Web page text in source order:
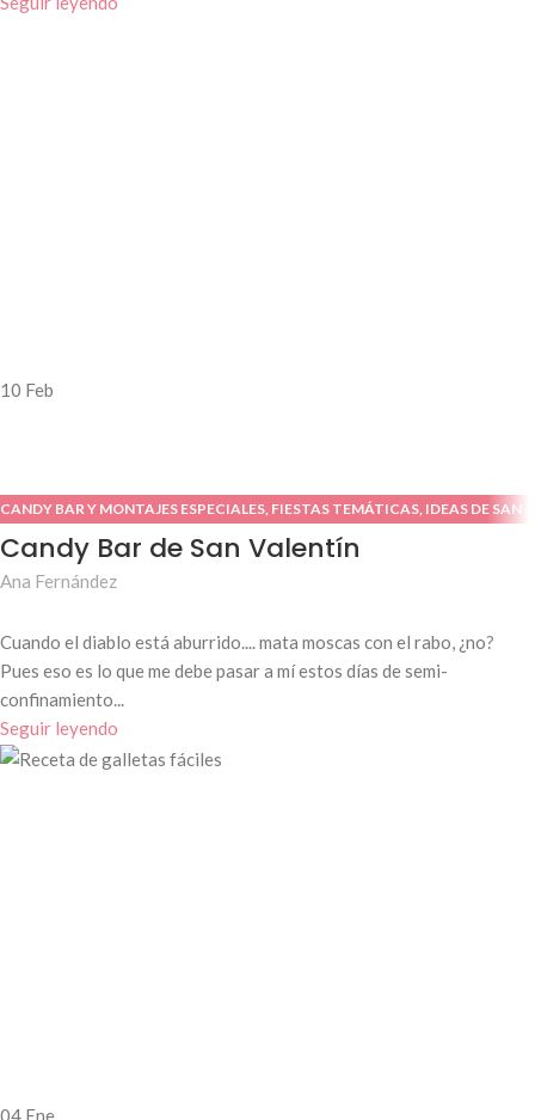
10 Feb
CANDY BAR Y MONTAJES ESPECIALES, FIESTAS TEMÁTICAS, IDEAS DE SAN
VALENTÍN
Candy Bar de San Valentín
Ana Fernández
Cuando el diablo está aburrido.... mata moscas con el rabo, ¿no?
Pues eso es lo que me debe pasar a mí estos días de semi-
confinamiento...
Seguir leyendo
04 Ene